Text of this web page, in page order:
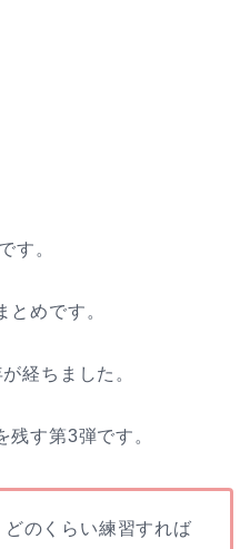
す。
めです。
経ちました。
残す第3弾です。
どのくらい練習すれば